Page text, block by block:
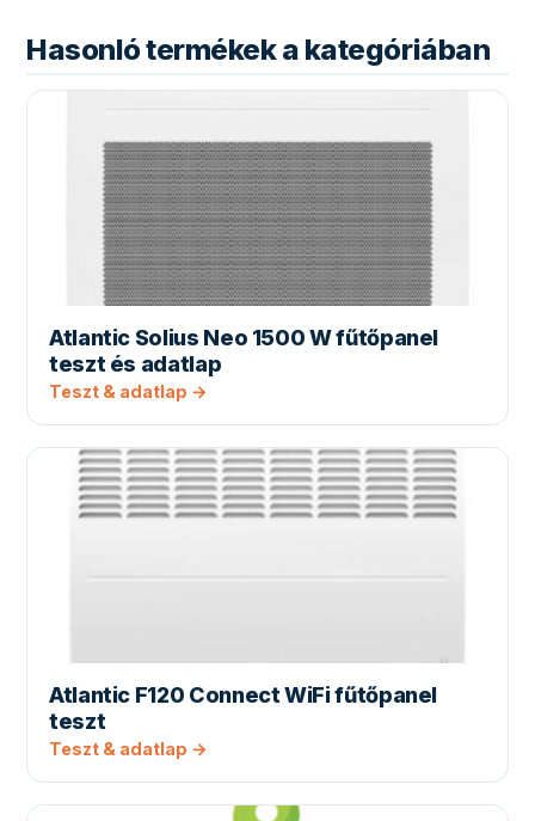
Hasonló termékek a kategóriában
Atlantic Solius Neo 1500 W fűtőpanel
teszt és adatlap
Teszt & adatlap →
Atlantic F120 Connect WiFi fűtőpanel
teszt
Teszt & adatlap →